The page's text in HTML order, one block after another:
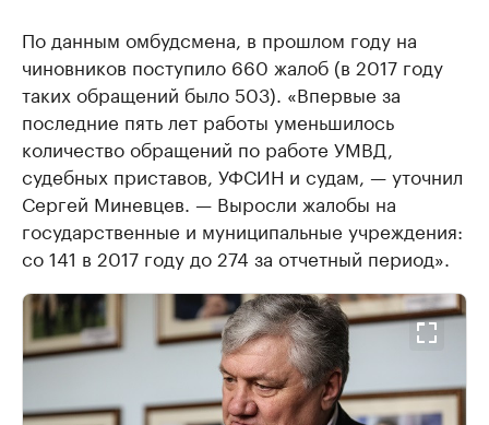
По данным омбудсмена, в прошлом году на
чиновников поступило 660 жалоб (в 2017 году
таких обращений было 503). «Впервые за
последние пять лет работы уменьшилось
количество обращений по работе УМВД,
судебных приставов, УФСИН и судам, — уточнил
Сергей Миневцев. — Выросли жалобы на
государственные и муниципальные учреждения:
со 141 в 2017 году до 274 за отчетный период».